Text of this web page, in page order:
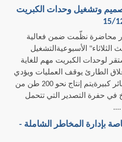
وتشغيل وحدات الكبريت
محاضرة نظّمت ضمن فعالية
الثلاثاء" الأسبوعيةالتشغيل
لوحدات الكبريت مهم للغاية
الطارئ يوقف العمليات ويؤدي
لخسائر كبيرةيتم إنتاج نحو 200 طن من
في حفرة التصدير التي تتحمل
بإدارة المخاطر الشاملة -